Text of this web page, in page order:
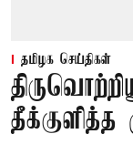
தமிழக செய்திகள்
தீக்குளித்த